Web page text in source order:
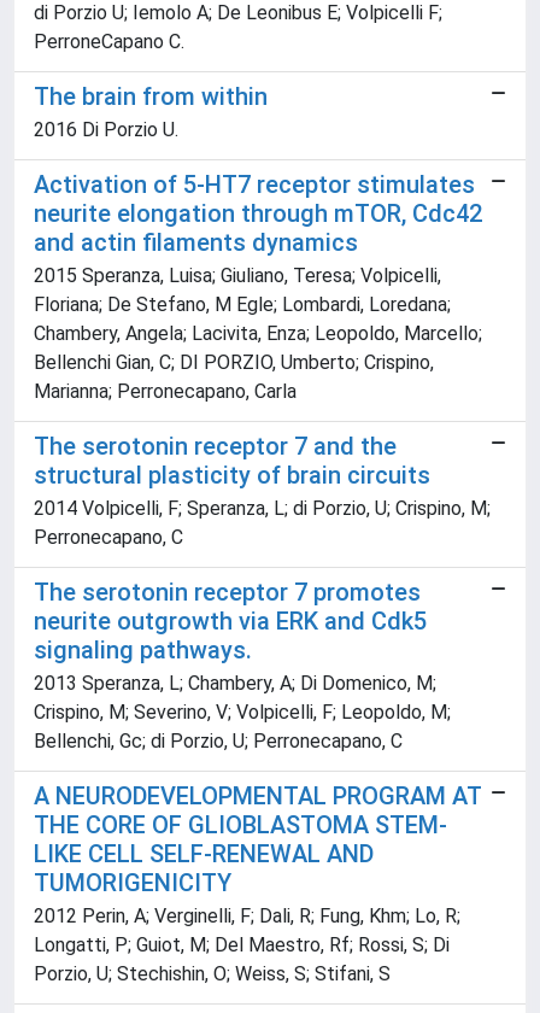
di Porzio U; Iemolo A; De Leonibus E; Volpicelli F;
PerroneCapano C.
The brain from within
2016 Di Porzio U.
Activation of 5-HT7 receptor stimulates
neurite elongation through mTOR, Cdc42
and actin filaments dynamics
2015 Speranza, Luisa; Giuliano, Teresa; Volpicelli,
Floriana; De Stefano, M Egle; Lombardi, Loredana;
Chambery, Angela; Lacivita, Enza; Leopoldo, Marcello;
Bellenchi Gian, C; DI PORZIO, Umberto; Crispino,
Marianna; Perronecapano, Carla
The serotonin receptor 7 and the
structural plasticity of brain circuits
2014 Volpicelli, F; Speranza, L; di Porzio, U; Crispino, M;
Perronecapano, C
The serotonin receptor 7 promotes
neurite outgrowth via ERK and Cdk5
signaling pathways.
2013 Speranza, L; Chambery, A; Di Domenico, M;
Crispino, M; Severino, V; Volpicelli, F; Leopoldo, M;
Bellenchi, Gc; di Porzio, U; Perronecapano, C
A NEURODEVELOPMENTAL PROGRAM AT
THE CORE OF GLIOBLASTOMA STEM-
LIKE CELL SELF-RENEWAL AND
TUMORIGENICITY
2012 Perin, A; Verginelli, F; Dali, R; Fung, Khm; Lo, R;
Longatti, P; Guiot, M; Del Maestro, Rf; Rossi, S; Di
Porzio, U; Stechishin, O; Weiss, S; Stifani, S